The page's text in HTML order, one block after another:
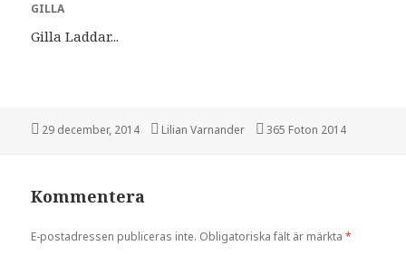
GILLA
Gilla Laddar...
Postat
29 december, 2014 Författare
Lilian Varnander Kategorier
365 Foton 2014
Kommentera
E-postadressen publiceras inte. Obligatoriska fält är märkta*